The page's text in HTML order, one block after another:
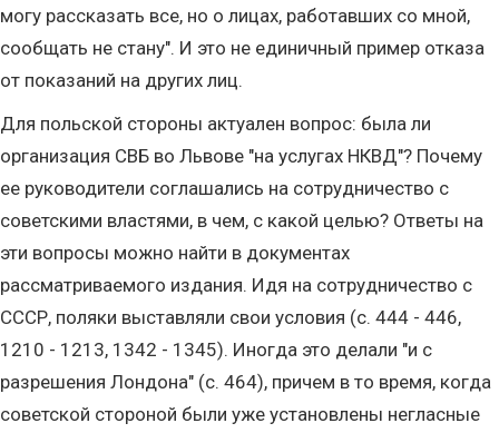
могу рассказать все, но о лицах, работавших со мной,
сообщать не стану". И это не единичный пример отказа
от показаний на других лиц.
Для польской стороны актуален вопрос: была ли
организация СВБ во Львове "на услугах НКВД"? Почему
ее руководители соглашались на сотрудничество с
советскими властями, в чем, с какой целью? Ответы на
эти вопросы можно найти в документах
рассматриваемого издания. Идя на сотрудничество с
СССР, поляки выставляли свои условия (с. 444 - 446,
1210 - 1213, 1342 - 1345). Иногда это делали "и с
разрешения Лондона" (с. 464), причем в то время, когда
советской стороной были уже установлены негласные